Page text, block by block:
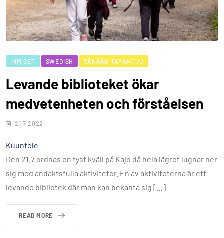
IHMISET SWEDISH TÄNÄÄN TAPAHTUU
Levande biblioteket ökar
medvetenheten och förståelsen
21.7.2022
Kuuntele
Den 21.7 ordnas en tyst kväll på Kajo då hela lägret lugnar ner
sig med andaktsfulla aktiviteter. En av aktiviteterna är ett
levande bibliotek där man kan bekanta sig […]
READ MORE